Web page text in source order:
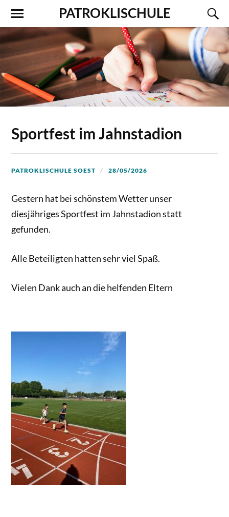
PATROKLISCHULE
Sportfest im Jahnstadion
PATROKLISCHULE SOEST 28/05/2026
Gestern hat bei schönstem Wetter unser
diesjähriges Sportfest im Jahnstadion statt
gefunden.
Alle Beteiligten hatten sehr viel Spaß.
Vielen Dank auch an die helfenden Eltern